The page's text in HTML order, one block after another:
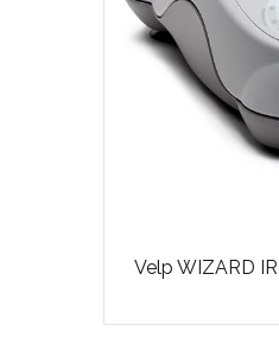
Velp WIZARD IR